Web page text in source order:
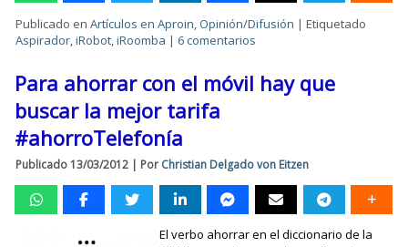
Publicado en Artículos en Aproin, Opinión/Difusión |Etiquetado
Aspirador,iRobot,iRoomba | 6 comentarios
Para ahorrar con el móvil hay que
buscar la mejor tarifa
#ahorroTelefonía
Publicado 13/03/2012 | Por Christian Delgado von Eitzen
El verbo ahorrar en el diccionario de la